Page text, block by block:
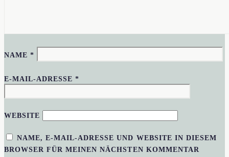
NAME*
E-MAIL-ADRESSE*
WEBSITE
NAME, E-MAIL-ADRESSE UND WEBSITE IN DIESEM
BROWSER FÜR MEINEN NÄCHSTEN KOMMENTAR